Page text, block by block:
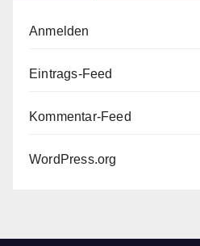
Anmelden
Eintrags-Feed
Kommentar-Feed
WordPress.org